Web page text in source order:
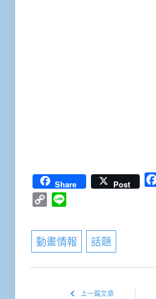
Share Post
Copy
動畫情報 話題
上一篇文章